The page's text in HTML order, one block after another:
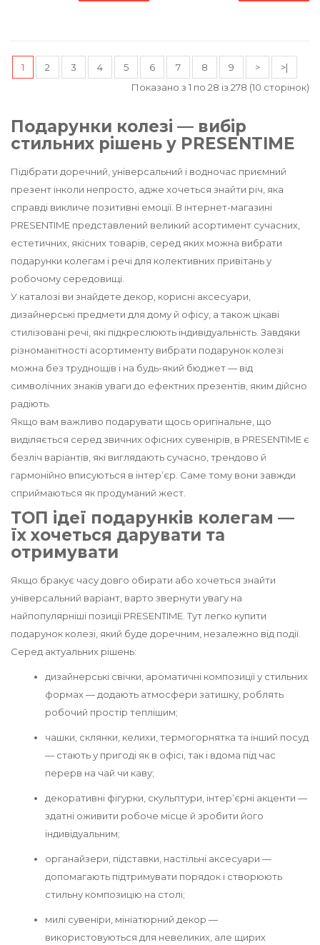
1 2 3 4 5 6 7 8 9 >
>|
Показано з 1 по 28 із 278 (10 сторінок)
Подарунки колезі — вибір
стильних рішень у PRESENTIME
Підібрати доречний, універсальний і водночас приємний
презент інколи непросто, адже хочеться знайти річ, яка
справді викличе позитивні емоції. В інтернет-магазині
PRESENTIME представлений великий асортимент сучасних,
естетичних, якісних товарів, серед яких можна вибрати
подарунки колегам і речі для колективних привітань у
робочому середовищі.
У каталозі ви знайдете декор, корисні аксесуари,
дизайнерські предмети для дому й офісу, а також цікаві
стилізовані речі, які підкреслюють індивідуальність. Завдяки
різноманітності асортименту вибрати подарунок колезі
можна без труднощів і на будь-який бюджет — від
символічних знаків уваги до ефектних презентів, яким дійсно
радіють.
Якщо вам важливо подарувати щось оригінальне, що
виділяється серед звичних офісних сувенірів, в PRESENTIME є
безліч варіантів, які виглядають сучасно, трендово й
гармонійно вписуються в інтер’єр. Саме тому вони завжди
сприймаються як продуманий жест.
ТОП ідеї подарунків колегам —
їх хочеться дарувати та
отримувати
Якщо бракує часу довго обирати або хочеться знайти
універсальний варіант, варто звернути увагу на
найпопулярніші позиції PRESENTIME. Тут легко купити
подарунок колезі, який буде доречним, незалежно від події.
Серед актуальних рішень:
дизайнерські свічки, ароматичні композиції у стильних
формах — додають атмосфери затишку, роблять
робочий простір теплішим;
чашки, склянки, келихи, термогорнятка та інший посуд
— стають у пригоді як в офісі, так і вдома під час
перерв на чай чи каву;
декоративні фігурки, скульптури, інтер’єрні акценти —
здатні оживити робоче місце й зробити його
індивідуальним;
органайзери, підставки, настільні аксесуари —
допомагають підтримувати порядок і створюють
стильну композицію на столі;
милі сувеніри, мініатюрний декор —
використовуються для невеликих, але щирих